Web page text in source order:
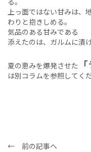
上っ面ではない甘みは、
わりと抱きしめる。
気品のある甘みである
添えたのは、ガルムに漬
夏の恵みを爆発させた
は別コラムを参照してく
← 前の記事へ